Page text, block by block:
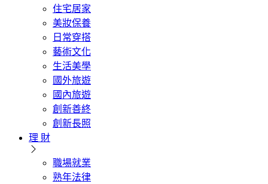
住宅居家
美妝保養
日常穿搭
藝術文化
生活美學
國外旅遊
國內旅遊
創新善終
創新長照
理 財
職場就業
熟年法律